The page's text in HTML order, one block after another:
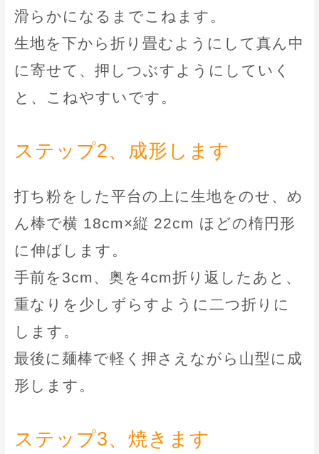
滑らかになるまでこねます。
生地を下から折り畳むようにして真ん中
に寄せて、押しつぶすようにしていく
と、こねやすいです。
ステップ2、成形します
打ち粉をした平台の上に生地をのせ、め
ん棒で横 18cm×縦 22cm ほどの楕円形
に伸ばします。
手前を3cm、奥を4cm折り返したあと、
重なりを少しずらすように二つ折りに
します。
最後に麺棒で軽く押さえながら山型に成
形します。
ステップ3、焼きます